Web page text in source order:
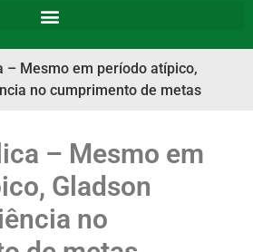
– Mesmo em período atípico,
no cumprimento de metas
– Mesmo em
Gladson
no